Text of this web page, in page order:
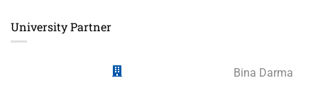
University Partner
Bina Darma